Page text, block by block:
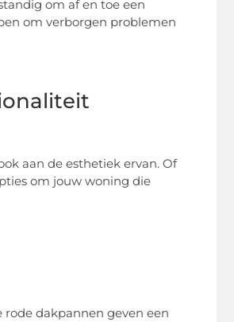
om af en toe een
om verborgen problemen
aan de esthetiek ervan. Of
om jouw woning die
rode dakpannen geven een